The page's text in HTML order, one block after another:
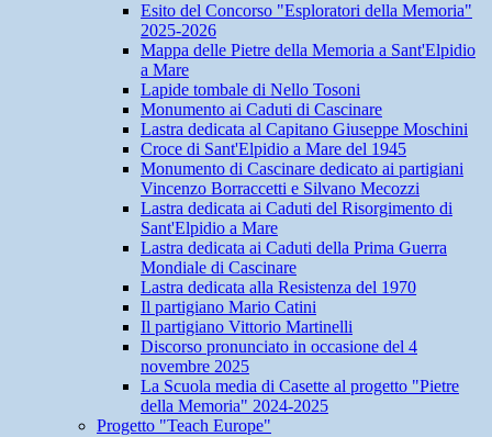
Esito del Concorso "Esploratori della Memoria"
2025-2026
Mappa delle Pietre della Memoria a Sant'Elpidio
a Mare
Lapide tombale di Nello Tosoni
Monumento ai Caduti di Cascinare
Lastra dedicata al Capitano Giuseppe Moschini
Croce di Sant'Elpidio a Mare del 1945
Monumento di Cascinare dedicato ai partigiani
Vincenzo Borraccetti e Silvano Mecozzi
Lastra dedicata ai Caduti del Risorgimento di
Sant'Elpidio a Mare
Lastra dedicata ai Caduti della Prima Guerra
Mondiale di Cascinare
Lastra dedicata alla Resistenza del 1970
Il partigiano Mario Catini
Il partigiano Vittorio Martinelli
Discorso pronunciato in occasione del 4
novembre 2025
La Scuola media di Casette al progetto "Pietre
della Memoria" 2024-2025
Progetto "Teach Europe"